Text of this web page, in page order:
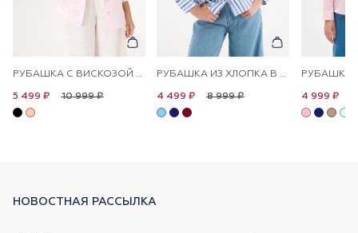
РУБАШКА С ВИСКОЗОЙ СВОБОДНАЯ
10 999 ₽
5 499 ₽
РУБАШКА ИЗ ХЛОПКА В ПОЛОСКУ ПРЯМАЯ
8 999 ₽
4 499 ₽ 4 999 ₽
НОВОСТНАЯ РАССЫЛКА